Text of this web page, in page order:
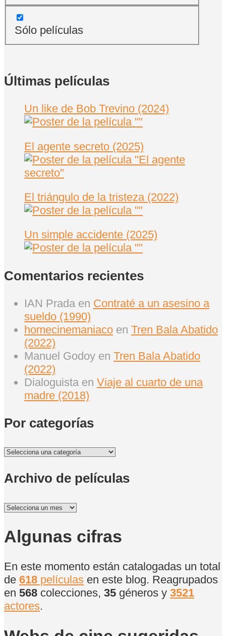
Sólo películas
Últimas películas
Un like de Bob Trevino (2024)
El agente secreto (2025)
El triángulo de la tristeza (2022)
Un simple accidente (2025)
Comentarios recientes
IAN Prada en Contraté a un asesino a
sueldo (1990)
homecinemaniaco en Tren Bala Abatido
(2022)
Manuel Godoy en Tren Bala Abatido
(2022)
Dialoguista en Viaje al cuarto de una
madre (2018)
Por categorías
Por
Archivo de películas
Archivo
películas
Algunas cifras
En este momento están catalogadas un total
de 618 películas en este blog. Reagrupados
en 568 colecciones, 35 géneros y 3521
actores.